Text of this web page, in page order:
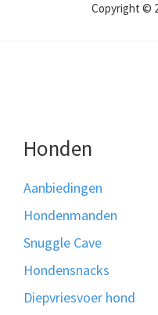
Copyright ©
Honden
Aanbiedingen
Hondenmanden
Snuggle Cave
Hondensnacks
Diepvriesvoer hond